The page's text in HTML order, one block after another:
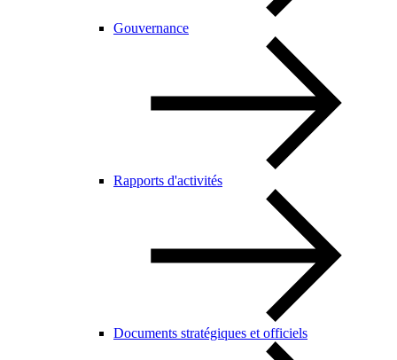
Gouvernance
Rapports d'activités
Documents stratégiques et officiels